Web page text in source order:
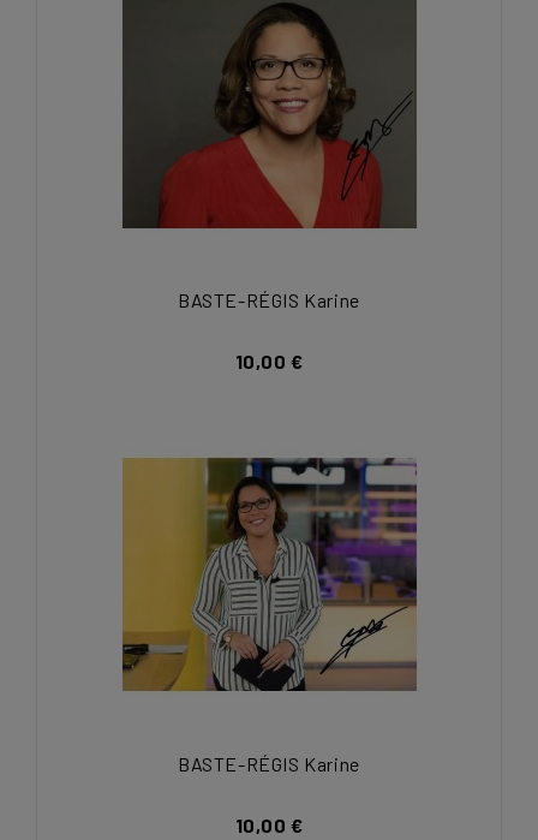
BASTE-RÉGIS Karine
10,00 €
BASTE-RÉGIS Karine
10,00 €